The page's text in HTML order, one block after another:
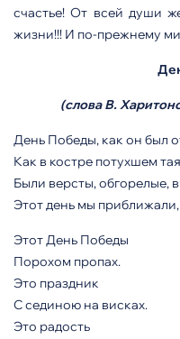
счастье! От всей души
жизни!!! И по-прежнему
(слова В.
День Победы, как он был
Как в костре потухшем
Были версты, обгорелые,
Этот день мы
Этот День Победы
Порохом пропах.
Это праздник
С сединою на висках.
Это радость